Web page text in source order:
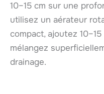
10–15 cm sur une
utilisez un aérateur
compact, ajoutez
mélangez
drainage.